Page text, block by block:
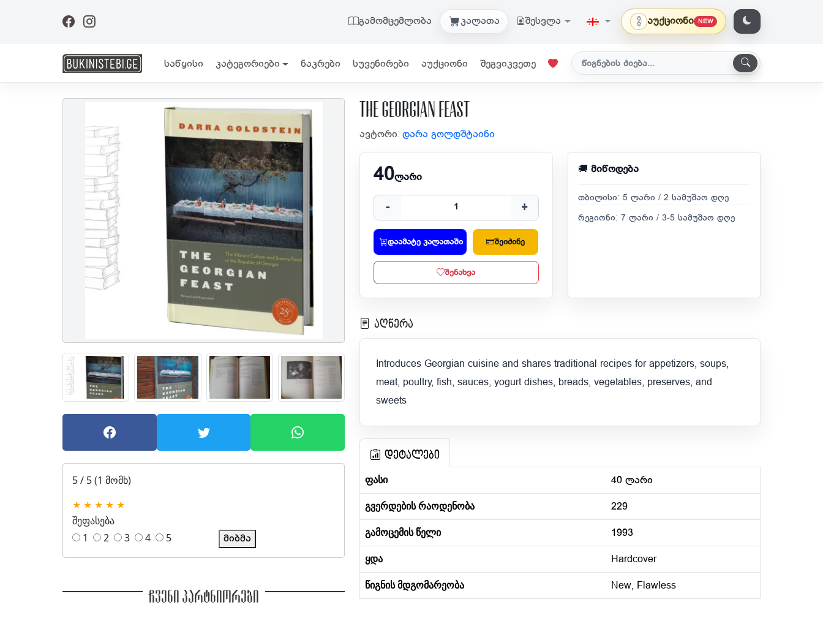
გამომცემლობა კალათა შესვლა აუქციონი NEW
საწყისი კატეგორიები ნაკრები სუვენირები აუქციონი შეგვიკვეთე
5 / 5 (1 მომხ)
★ ★ ★ ★ ★
შეფასება
1
2 3 4 5 მიბმა
ჩვენი პარტნიორები
The Georgian Feast
ავტორი: დარა გოლდშტაინი
40ლარი
- +
დაამატე კალათაში შეიძინე
შენახვა
🚚 მიწოდება
თბილისი: 5 ლარი / 2 სამუშაო დღე
რეგიონი: 7 ლარი / 3-5 სამუშაო დღე
აღწერა
Introduces Georgian cuisine and shares traditional recipes for appetizers, soups,
meat, poultry, fish, sauces, yogurt dishes, breads, vegetables, preserves, and
sweets
დეტალები
ფასი 40 ლარი
გვერდების რაოდენობა 229
გამოცემის წელი 1993
ყდა Hardcover
წიგნის მდგომარეობა New, Flawless